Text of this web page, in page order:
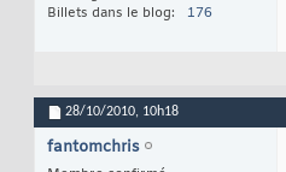
Billets dans le blog
176
28/10/2010, 10h18
fantomchris